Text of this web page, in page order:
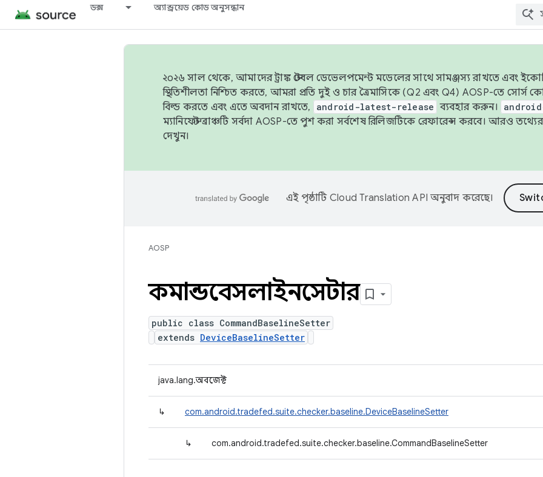
ডক্স অ্যান্ড্রয়েড কোড অনুসন্ধান
২০২৬ সাল থেকে, আমাদের ট্রাঙ্ক স্টেবল ডেভেলপমেন্ট মডেলের সাথে সামঞ্জস্য রাখতে এবং
স্থিতিশীলতা নিশ্চিত করতে, আমরা প্রতি দুই ও চার ত্রৈমাসিকে (Q2 এবং Q4) AOSP-তে সোর্স
বিল্ড করতে এবং এতে অবদান রাখতে,
android-latest-release ব্যবহার করুন।
ম্যানিফেস্ট ব্রাঞ্চটি সর্বদা AOSP-তে পুশ করা সর্বশেষ রিলিজটিকে রেফারেন্স করবে। আরও
দেখুন।
এই পৃষ্ঠাটি Cloud Translation API অনুবাদ করেছে।
AOSP
কমান্ডবেসলাইনসেটার
public class CommandBaselineSetter
extends DeviceBaselineSetter
java.lang.অবজেক্ট
↳ com.android.tradefed.suite.checker.baseline.DeviceBaselineSetter
↳ com.android.tradefed.suite.checker.baseline.CommandBaselineSetter